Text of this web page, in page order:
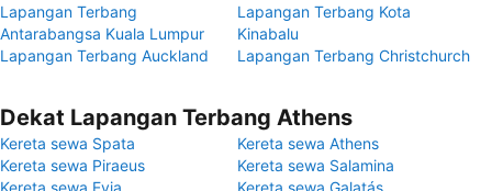
Lapangan Terbang
Antarabangsa Kuala Lumpur
Lapangan Terbang Kota
Kinabalu
Lapangan Terbang Auckland
Lapangan Terbang Christchurch
Dekat Lapangan Terbang Athens
Kereta sewa Spata
Kereta sewa Athens
Kereta sewa Piraeus
Kereta sewa Salamina
Kereta sewa Evia
Kereta sewa Galatás